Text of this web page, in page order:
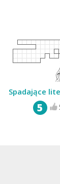
Spadające
5